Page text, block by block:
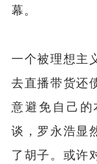
幕。
一个被理想主
去直播带货还
意避免自己
谈，罗永浩显
了胡子。或许